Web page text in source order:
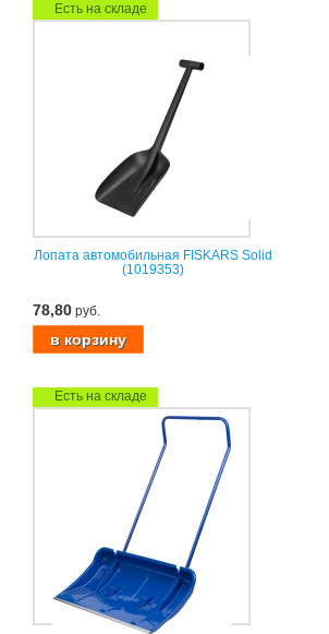
Есть на складе
Лопата автомобильная FISKARS Solid
(1019353)
78,80 руб.
Есть на складе